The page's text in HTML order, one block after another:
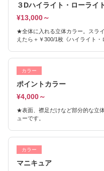
３Dハイライト・ローライ
¥13,000～
★全体に入れる立体カラー。スラ
えたら＋￥300/1枚《ハイライト
カラー
ポイントカラー
¥4,000～
★表面、襟足だけなど部分的な立
ューです。
カラー
マニキュア